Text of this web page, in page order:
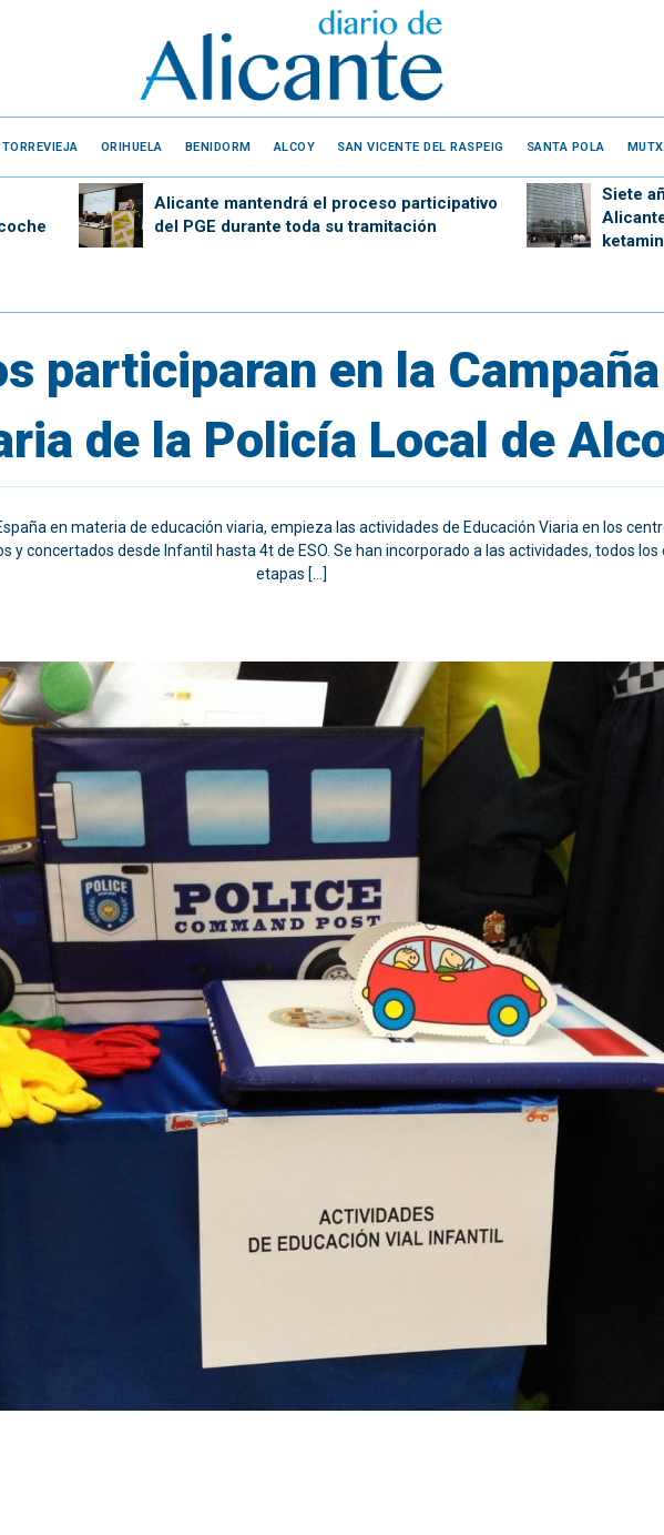
TORREVIEJA ORIHUELA BENIDORM ALCOY SAN VICENTE DEL RASPEIG SANTA POLA
Alicante mantendrá el proceso participativo
del PGE durante toda su tramitación
Siete
participaran en la
de la Policía Local de
en materia de educación viaria, empieza las actividades de Educación Viaria en los
y concertados desde Infantil hasta 4t de ESO. Se han incorporado a las actividades, todos
etapas […]